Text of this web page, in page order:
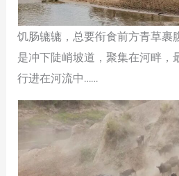
饥肠辘辘，总要衔食前方青草裹
是冲下陡峭坡道，聚集在河畔，
行进在河流中……